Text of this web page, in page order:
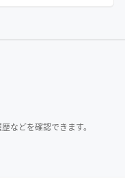
などを確認できます。